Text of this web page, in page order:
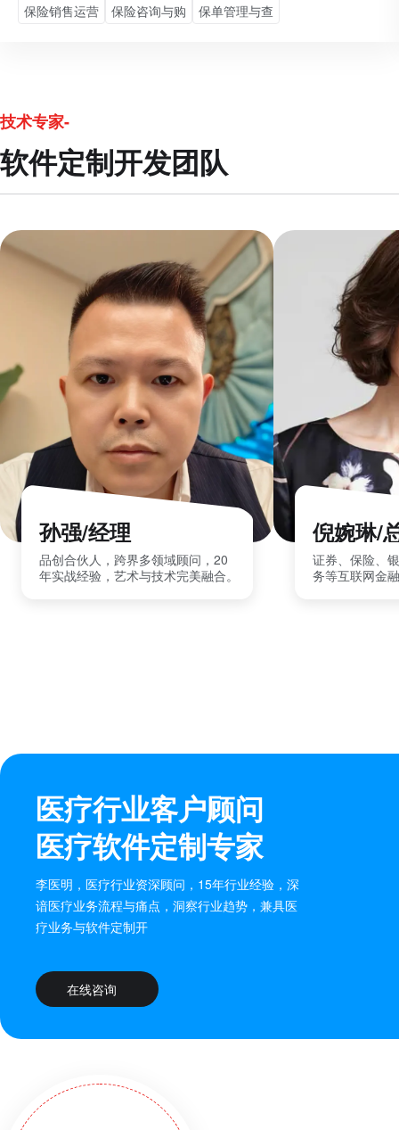
保险销售运营 保险咨询与购 保单管理与查
技术专家-
软件定制开发团队
孙强/经理
品创合伙人，跨界多领域顾问，20
年实战经验，艺术与技术完美融合。
倪婉琳/
证券、保险、
务等互联网金
医疗行业客户顾问
医疗软件定制专家
李医明，医疗行业资深顾问，15年行业经验，深
谙医疗业务流程与痛点，洞察行业趋势，兼具医
疗业务与软件定制开
在线咨询